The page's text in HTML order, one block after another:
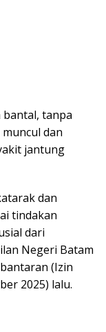
bantal, tanpa
dan
jantung
dan
tindakan
dari
Negeri Batam
(Izin
2025) lalu.